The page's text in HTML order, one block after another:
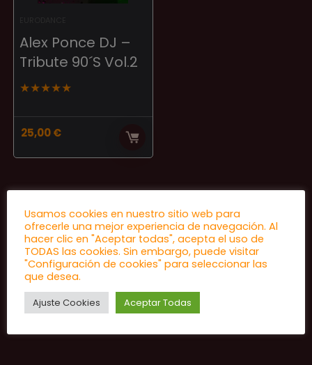
Alex Ponce DJ –
Tribute 90´S Vol.2
★★★★★
25,00€
Usamos cookies en nuestro sitio web para
ofrecerle una mejor experiencia de navegación. Al
hacer clic en "Aceptar todas", acepta el uso de
TODAS las cookies. Sin embargo, puede visitar
"Configuración de cookies" para seleccionar las
que desea.
Ajuste Cookies Aceptar Todas